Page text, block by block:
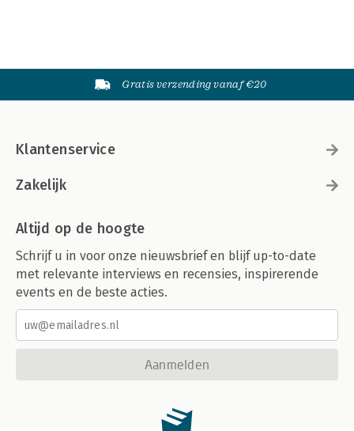
Gratis verzending vanaf €20
Klantenservice
Zakelijk
Altijd op de hoogte
Schrijf u in voor onze nieuwsbrief en blijf up-to-date
met relevante interviews en recensies, inspirerende
events en de beste acties.
Aanmelden